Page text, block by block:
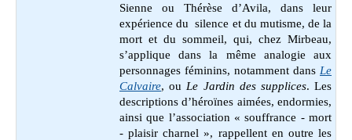
Sienne ou Thérèse d’Avila, dans leur
expérience du silence et du mutisme, de la
mort et du sommeil, qui, chez Mirbeau,
s’applique dans la même analogie aux
personnages féminins, notamment dans Le
Calvaire, ou Le Jardin des supplices. Les
descriptions d’héroïnes aimées, endormies,
ainsi que l’association « souffrance - mort
- plaisir charnel », rappellent en outre les